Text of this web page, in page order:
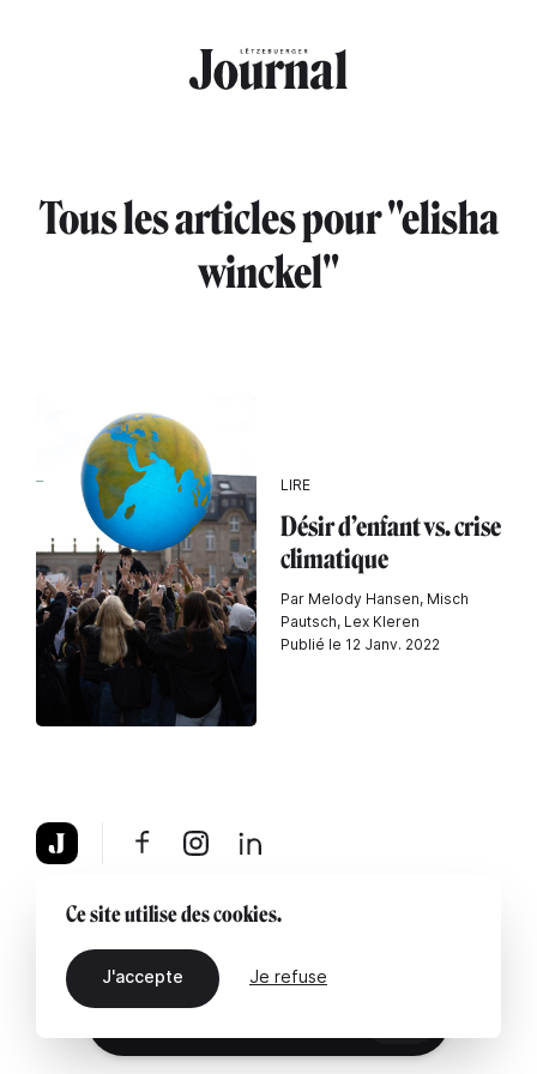
Tous les articles pour "elisha
winckel"
LIRE
Désir d’enfant vs. crise
climatique
Par Melody Hansen, Misch
Pautsch, Lex Kleren
Publié le 12 Janv. 2022
À propos Mentions légales Contactez-nous
Ce site utilise des cookies.
J'accepte Je refuse